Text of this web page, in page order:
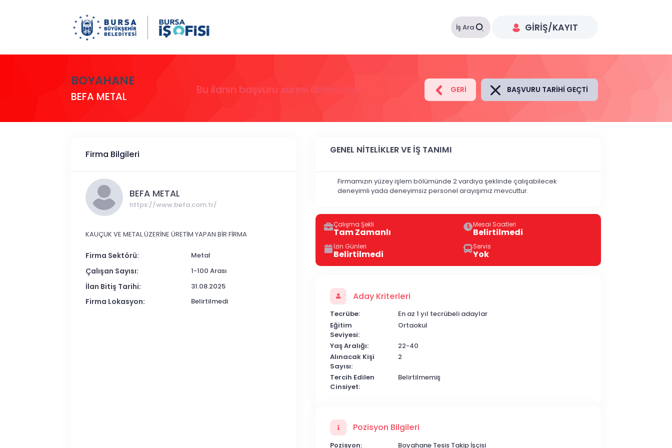
İş Ara GIRIŞ/KAYIT
BOYAHANE
BEFA METAL Bu ilanın başvuru süresi dolmuştur. GERI BAŞVURU TARIHI GEÇTI
Firma Bilgileri
BEFA METAL
https://www.befa.com.tr/
KAUÇUK VE METAL ÜZERİNE ÜRETİM YAPAN BİR FİRMA
Firma Sektörü: Metal
Çalışan Sayısı: 1-100 Arası
İlan Bitiş Tarihi: 31.08.2025
Firma Lokasyon: Belirtilmedi
GENEL NİTELİKLER VE İŞ TANIMI
Firmamızın yüzey işlem bölümünde 2 vardiya şeklinde çalışabilecek
deneyimli yada deneyimsiz personel arayışımız mevcuttur.
Çalışma Şekli
Tam Zamanlı
Mesai Saatleri
Belirtilmedi
İzin Günleri
Belirtilmedi
Servis
Yok
Aday Kriterleri
Tecrübe:
En az 1 yıl tecrübeli adaylar
Eğitim
Seviyesi:
Ortaokul
Yaş Aralığı:
22-40
Alınacak Kişi
Sayısı:
2
Tercih Edilen
Cinsiyet:
Belirtilmemiş
Pozisyon Bilgileri
Pozisyon: Boyahane Tesis Takip İşçisi